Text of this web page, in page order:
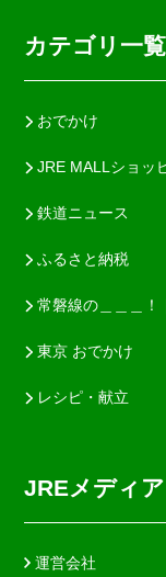
カテゴリ一覧
おでかけ
JRE MALLショッ
鉄道ニュース
ふるさと納税
常磐線の＿＿＿！
東京 おでかけ
レシピ・献立
JREメディ
運営会社